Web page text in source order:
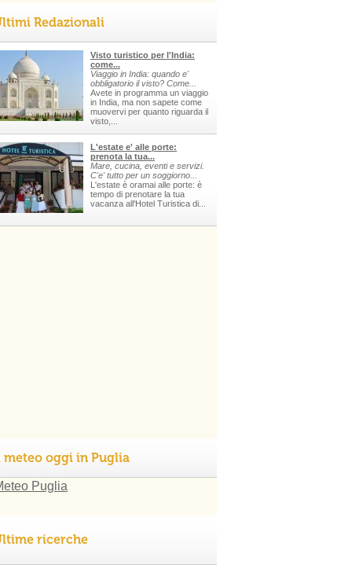
Redazionali
Visto turistico per l'India:
come...
Viaggio in India: quando e'
obbligatorio il visto? Come...
Avete in programma un viaggio
in India, ma non sapete come
muovervi per quanto riguarda il
visto,...
L'estate e' alle porte:
prenota la tua...
Mare, cucina, eventi e servizi.
C'e' tutto per un soggiorno...
L'estate è oramai alle porte: è
tempo di prenotare la tua
vacanza all'Hotel Turistica di...
meteo oggi in Puglia
ricerche